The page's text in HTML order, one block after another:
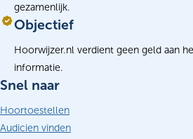
gezamenlijk.
Objectief
Hoorwijzer.nl verdient geen geld aan
informatie.
Snel naar
Hoortoestellen
Audicien vinden